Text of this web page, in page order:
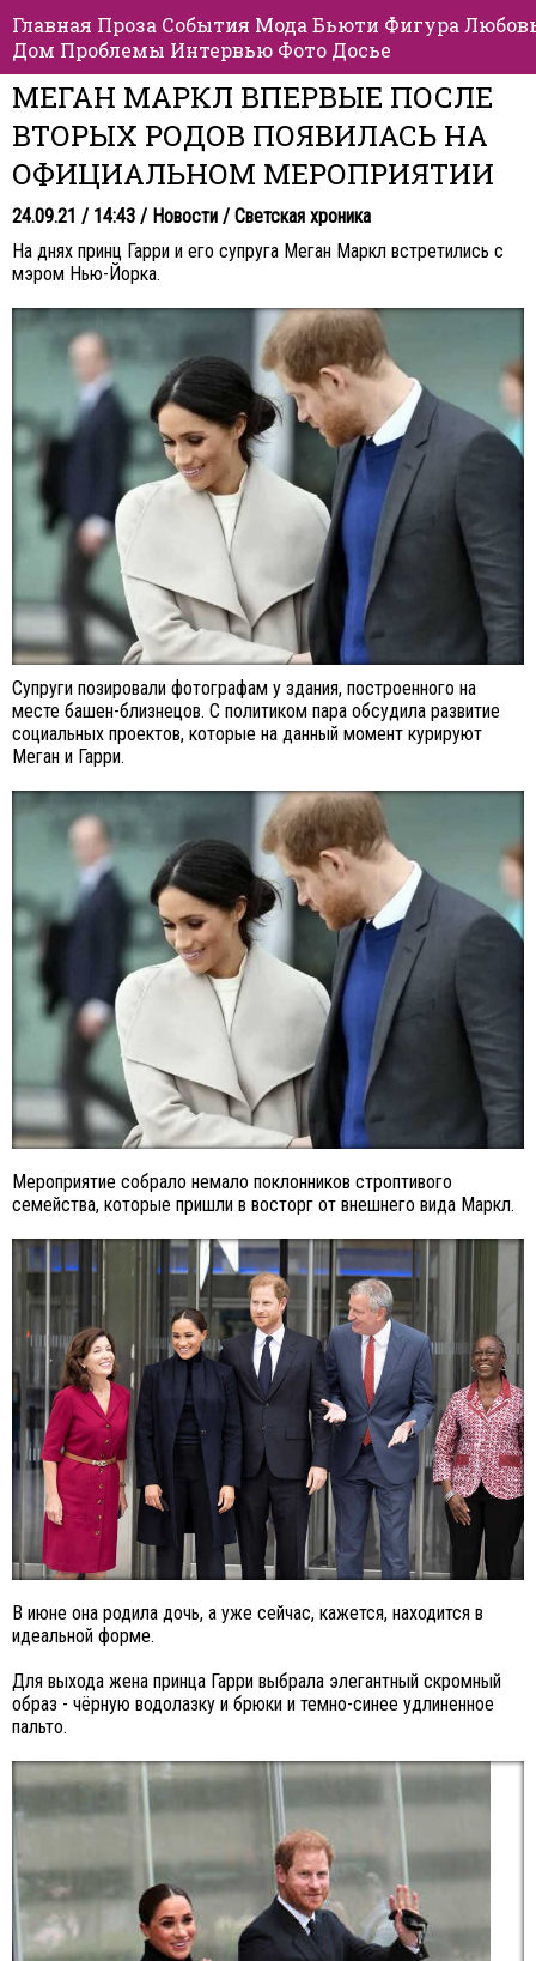
Главная Проза События Мода Бьюти Фигура
Дом Проблемы Интервью Фото Досье
МЕГАН МАРКЛ ВПЕРВЫЕ ПОСЛЕ
ВТОРЫХ РОДОВ ПОЯВИЛАСЬ НА
ОФИЦИАЛЬНОМ МЕРОПРИЯТИИ
24.09.21 / 14:43 / Новости / Светская хроника
На днях принц Гарри и его супруга Меган Маркл встретились с
мэром Нью-Йорка.
Супруги позировали фотографам у здания, построенного на
месте башен-близнецов. С политиком пара обсудила развитие
социальных проектов, которые на данный момент курируют
Меган и Гарри.
Мероприятие собрало немало поклонников строптивого
семейства, которые пришли в восторг от внешнего вида Маркл.
В июне она родила дочь, а уже сейчас, кажется, находится в
идеальной форме.
Для выхода жена принца Гарри выбрала элегантный скромный
образ - чёрную водолазку и брюки и темно-синее удлиненное
пальто.